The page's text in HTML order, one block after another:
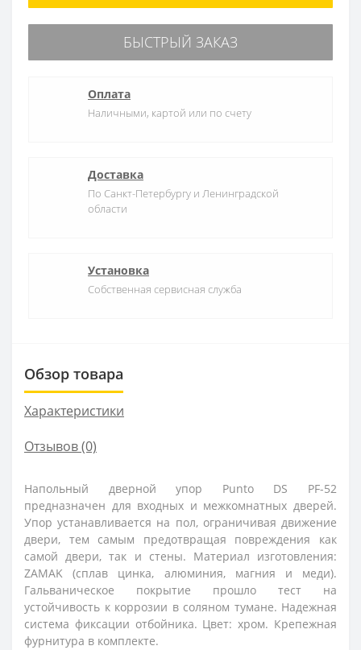
БЫСТРЫЙ ЗАКАЗ
Оплата
Наличными, картой или по счету
Доставка
По Санкт-Петербургу и Ленинградской
области
Установка
Собственная сервисная служба
Обзор товара
Характеристики
Отзывов (0)
Напольный дверной упор Punto DS PF-52
предназначен для входных и межкомнатных дверей.
Упор устанавливается на пол, ограничивая движение
двери, тем самым предотвращая повреждения как
самой двери, так и стены. Материал изготовления:
ZAMAK (сплав цинка, алюминия, магния и меди).
Гальваническое покрытие прошло тест на
устойчивость к коррозии в соляном тумане. Надежная
система фиксации отбойника. Цвет: хром. Крепежная
фурнитура в комплекте.